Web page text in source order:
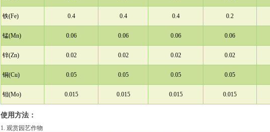
铁(Fe) 0.4 0.4 0.4 0.2
锰(Mn) 0.06 0.06 0.06 0.06
锌(Zn) 0.02 0.02 0.02 0.02
铜(Cu) 0.05 0.05 0.05 0.05
钼(Mo) 0.015 0.015 0.015 0.015
使用方法：
1. 观赏园艺作物